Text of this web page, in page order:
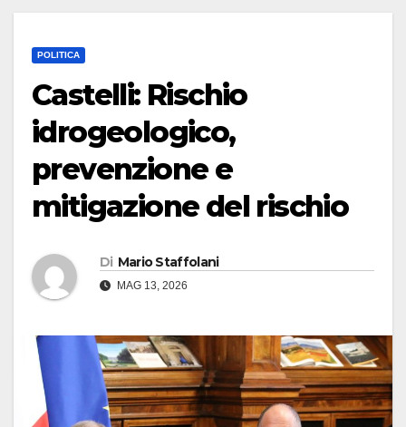
POLITICA
Castelli: Rischio
idrogeologico,
prevenzione e
mitigazione del rischio
Di Mario Staffolani
MAG 13, 2026